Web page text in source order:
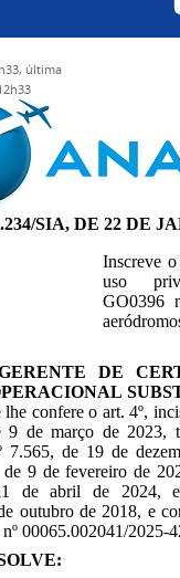
última
SIA, DE 22 DE
Inscreve
uso
GO0396
DE
lhe confere o art. 4º,
9 de março de 2023,
7.565, de 19 de
de 9 de fevereiro de
de abril de 2024,
outubro de 2018, e
00065.002041/2025-